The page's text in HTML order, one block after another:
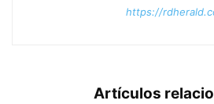
https://
Artículos